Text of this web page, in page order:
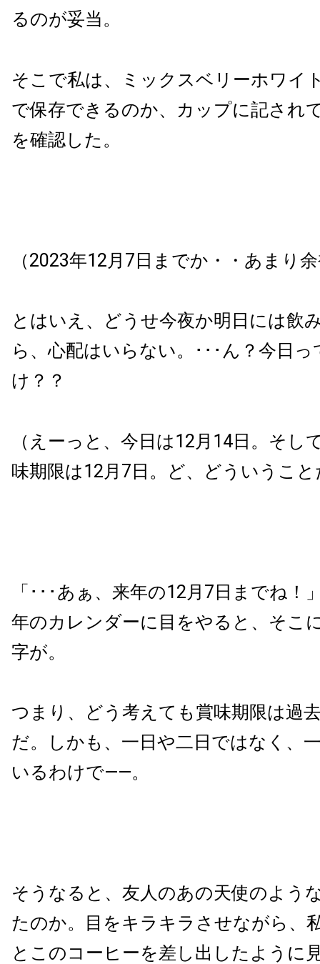
るのが妥当。
そこで私は、ミックスベリーホワイ
で保存できるのか、カップに記され
を確認した。
（2023年12月7日までか・・あまり
とはいえ、どうせ今夜か明日には飲
ら、心配はいらない。･･･ん？今日
け？？
（えーっと、今日は12月14日。そし
味期限は12月7日。ど、どういうこと
「･･･あぁ、来年の12月7日までね！
年のカレンダーに目をやると、そこ
字が。
つまり、どう考えても賞味期限は過
だ。しかも、一日や二日ではなく、
いるわけで——。
そうなると、友人のあの天使のよう
たのか。目をキラキラさせながら、
とこのコーヒーを差し出したように